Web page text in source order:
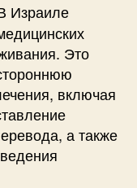
Израиле
Это
включая
а также